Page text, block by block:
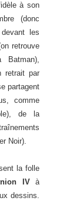
à son
(donc
les
retrouve
retrait par
partagent
comme
de la
Noir).
la folle
IVà
dessins.